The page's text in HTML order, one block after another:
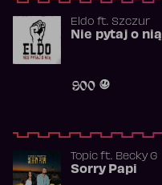
Eldoft. Szczur
Nie pytaj o nią
900
Topicft. Becky G
Sorry Papi